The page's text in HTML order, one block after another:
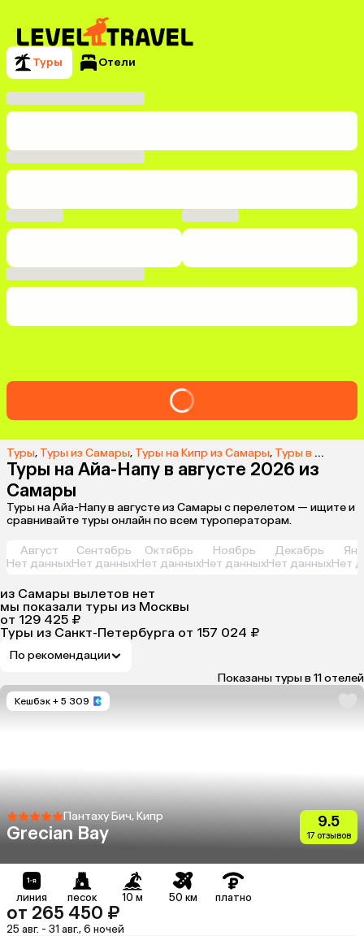
Туры Отели
Туры, Туры из Самары, Туры на Кипр из Самары, Туры в Айа-Напу из Самары
Туры на Айа-Напу в августе 2026 из
Самары
Туры на Айа-Напу в августе из Самары с перелетом — ищите и
сравнивайте туры онлайн по всем туроператорам.
Август
Нет данных
Сентябрь
Нет данных
Октябрь
Нет данных
Ноябрь
Нет данных
Декабрь
Нет данныхНет
из Самары вылетов нет
мы показали туры из Москвы
от 129 425 ₽
Туры из Санкт-Петербурга от 157 024 ₽
По рекомендации
Показаны туры в 11 отелей
Кешбэк + 5 309
Пантаху Бич, Кипр
Grecian Bay
9.5
17 отзывов
линия песок 10 м 50 км платно
от 265 450 ₽
25 авг. - 31 авг., 6 ночей